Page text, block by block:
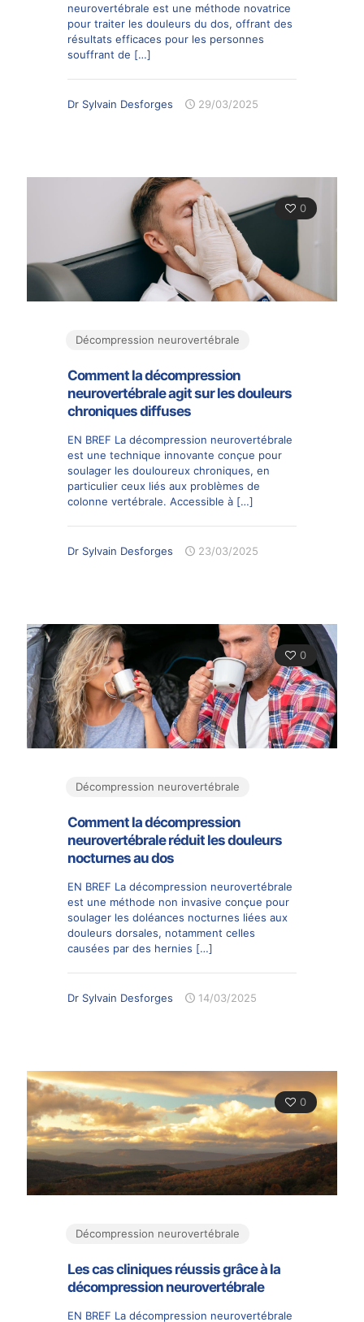
neurovertébrale est une méthode novatrice
pour traiter les douleurs du dos, offrant des
résultats efficaces pour les personnes
souffrant de […]
Dr Sylvain Desforges 29/03/2025
0
Décompression neurovertébrale
Comment la décompression
neurovertébrale agit sur les douleurs
chroniques diffuses
EN BREF La décompression neurovertébrale
est une technique innovante conçue pour
soulager les douloureux chroniques, en
particulier ceux liés aux problèmes de
colonne vertébrale. Accessible à […]
Dr Sylvain Desforges 23/03/2025
0
Décompression neurovertébrale
Comment la décompression
neurovertébrale réduit les douleurs
nocturnes au dos
EN BREF La décompression neurovertébrale
est une méthode non invasive conçue pour
soulager les doléances nocturnes liées aux
douleurs dorsales, notamment celles
causées par des hernies […]
Dr Sylvain Desforges 14/03/2025
0
Décompression neurovertébrale
Les cas cliniques réussis grâce à la
décompression neurovertébrale
EN BREF La décompression neurovertébrale